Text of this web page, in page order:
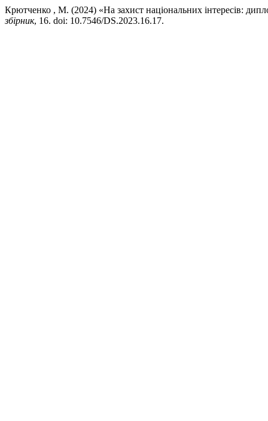
Крютченко , М. (2024) «На захист національних інтересів:
збірник, 16. doi: 10.7546/DS.2023.16.17.